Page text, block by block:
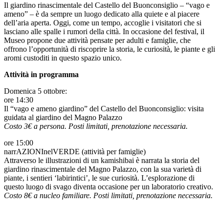
Il giardino rinascimentale del Castello del Buonconsiglio – “vago e
ameno” – è da sempre un luogo dedicato alla quiete e al piacere
dell’aria aperta. Oggi, come un tempo, accoglie i visitatori che si
lasciano alle spalle i rumori della città. In occasione del festival, il
Museo propone due attività pensate per adulti e famiglie, che
offrono l’opportunità di riscoprire la storia, le curiosità, le piante e gli
aromi custoditi in questo spazio unico.
Attività in programma
Domenica 5 ottobre:
ore 14:30
Il “vago e ameno giardino” del Castello del Buonconsiglio: visita
guidata al giardino del Magno Palazzo
Costo 3€ a persona. Posti limitati, prenotazione necessaria.
ore 15:00
narrAZIONInelVERDE (attività per famiglie)
Attraverso le illustrazioni di un kamishibai è narrata la storia del
giardino rinascimentale del Magno Palazzo, con la sua varietà di
piante, i sentieri ‘labirintici’, le sue curiosità. L’esplorazione di
questo luogo di svago diventa occasione per un laboratorio creativo.
Costo 8€ a nucleo familiare. Posti limitati, prenotazione necessaria.